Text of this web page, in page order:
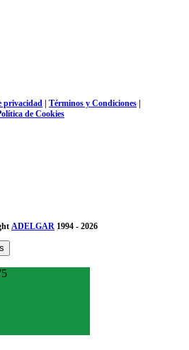
privacidad Términos y Condiciones
de Cookies
ADELGAR 1994 - 2026